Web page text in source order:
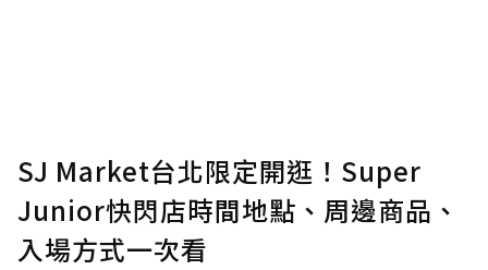
SJ Market台北限定開逛！Super
Junior快閃店時間地點、周邊商品、
入場方式一次看